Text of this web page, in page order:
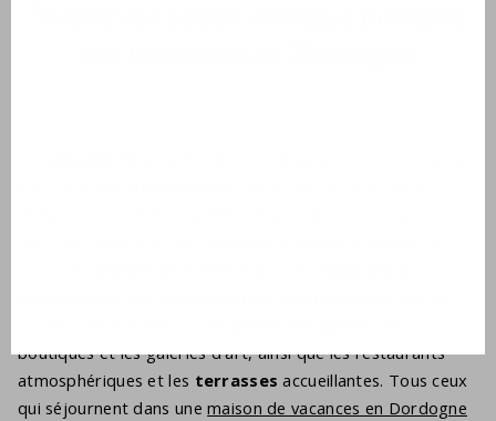
boutiques et les galeries d'art, ainsi que les restaurants
atmosphériques et les terrasses accueillantes. Tous ceux
qui séjournent dans unemaison de vacances en Dordogne